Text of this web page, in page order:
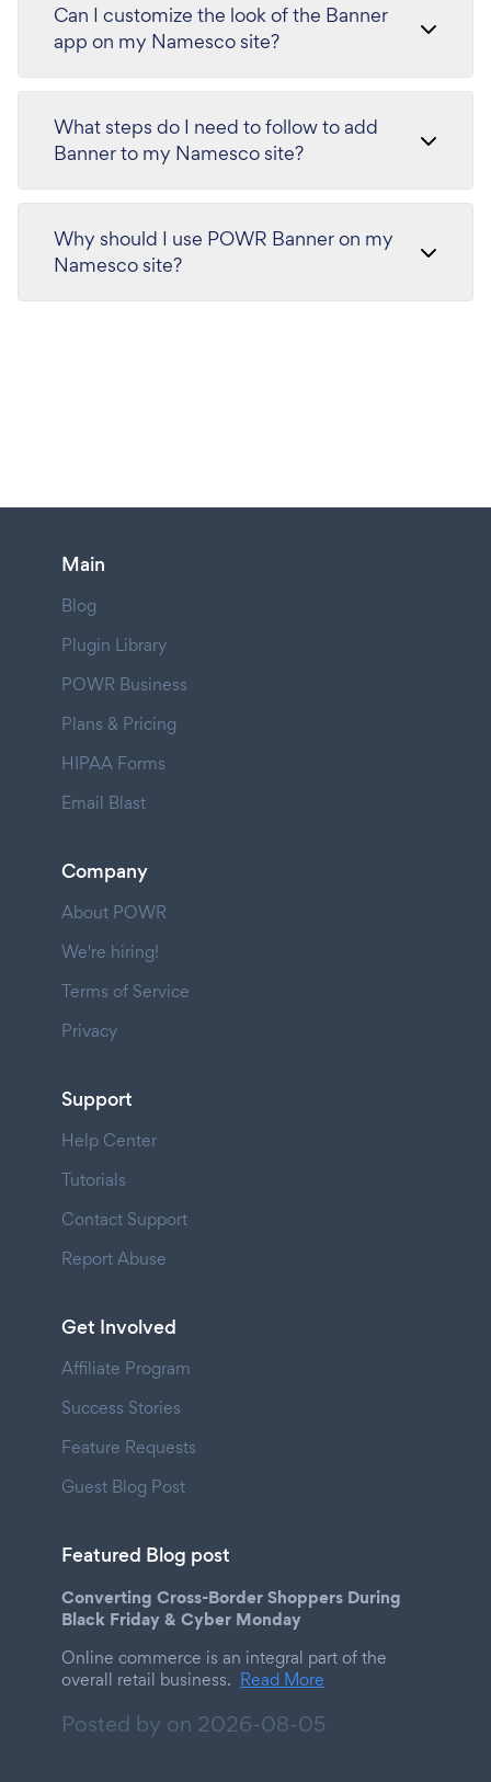
Can I customize the look of the Banner
app on my Namesco site?
What steps do I need to follow to add
Banner to my Namesco site?
Why should I use POWR Banner on my
Namesco site?
Main
Blog
Plugin Library
POWR Business
Plans & Pricing
HIPAA Forms
Email Blast
Company
About POWR
We're hiring!
Terms of Service
Privacy
Support
Help Center
Tutorials
Contact Support
Report Abuse
Get Involved
Affiliate Program
Success Stories
Feature Requests
Guest Blog Post
Featured Blog post
Converting Cross-Border Shoppers During
Black Friday & Cyber Monday
Online commerce is an integral part of the
overall retail business. Read More
Posted by on 2026-08-05